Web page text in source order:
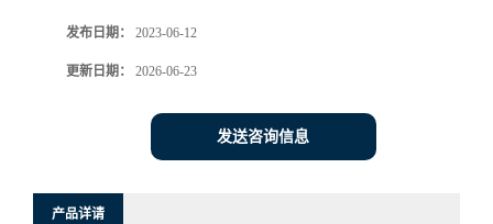
发布日期： 2023-06-12
更新日期： 2026-06-23
发送咨询信息
产品详请